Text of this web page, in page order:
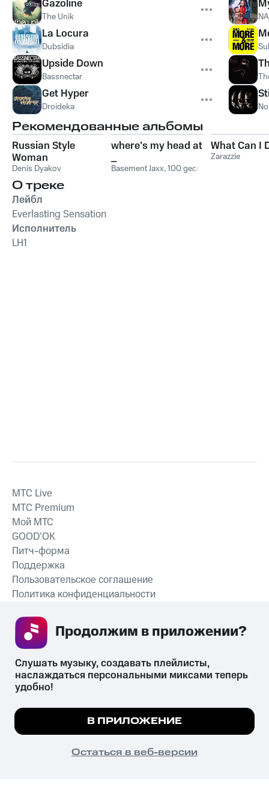
Gazoline
The Unik
La Locura
Dubsidia
Upside Down
Bassnectar
Get Hyper
Droideka
Рекомендованные альбомы
Russian Style
Woman
Denis Dyakov
where's my head at
_
Basement Jaxx,100 gecs
What Can I
Zarazzie
О треке
Лейбл
Everlasting Sensation
Исполнитель
LH1
СКАЧАТЬ ПРИЛОЖЕНИЕ
MTС Live
MTС Premium
Мой МТС
GOOD’OK
Питч-форма
Поддержка
Пользовательское соглашение
Политика конфиденциальности
психотропных веществ, их аналогов причиняет вред здоровью,
их незаконный оборот запрещён и влечёт установленную
законодательством ответственность.
© 2026 ООО «КИОН».
Все права защищены
Мы используем куки, чтобы на сайте все
Подробнее
ПОНЯТНО
Слушать музыку, создавать плейлисты,
наслаждаться персональными миксами теперь
удобно!
В ПРИЛОЖЕНИЕ
Остаться в веб-версии